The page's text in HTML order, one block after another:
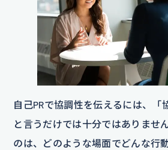
自己PRで協調性を伝えるには、「
と言うだけでは十分ではありませ
のは、どのような場面でどんな行